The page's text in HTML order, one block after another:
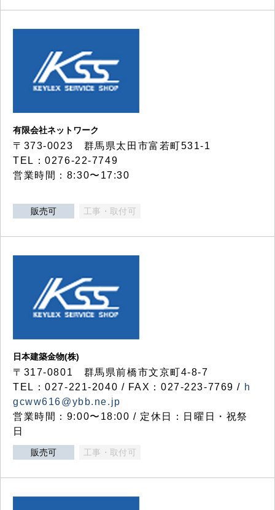
有限会社ネットワーク
〒373-0023 群馬県太田市富若町531-1
TEL：0276-22-7749
営業時間：8:30〜17:30
販売可 工事・取付可
日本建築金物(株)
〒317‐0801 群馬県前橋市文京町4-8-7
TEL：027-221-2040 / FAX：027-223-7769 / h
gcww616@ybb.ne.jp
営業時間：9:00〜18:00 / 定休日：日曜日・祝祭
日
販売可 工事・取付可